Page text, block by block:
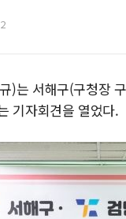
)는 서해구(구청장
기자회견을 열었다.